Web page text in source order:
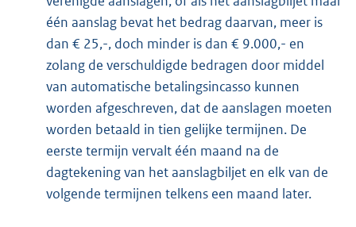
één aanslag bevat het bedrag daarvan, meer is
dan € 25,-, doch minder is dan € 9.000,- en
zolang de verschuldigde bedragen door middel
van automatische betalingsincasso kunnen
worden afgeschreven, dat de aanslagen moeten
worden betaald in tien gelijke termijnen. De
eerste termijn vervalt één maand na de
dagtekening van het aanslagbiljet en elk van de
volgende termijnen telkens een maand later.